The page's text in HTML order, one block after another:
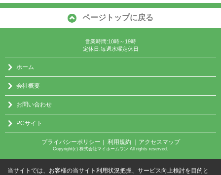
ページトップに戻る
営業時間:10時～19時
定休日:毎週水曜定休日
ホーム
会社概要
お問い合わせ
PCサイト
プライバシーポリシー 利用規約 ｜アクセスマップ
Copyright(c) 株式会社マイホームワン All rights reserved.
当サイトでは、お客様の当サイト利用状況把握、サービス向上検討を目的と